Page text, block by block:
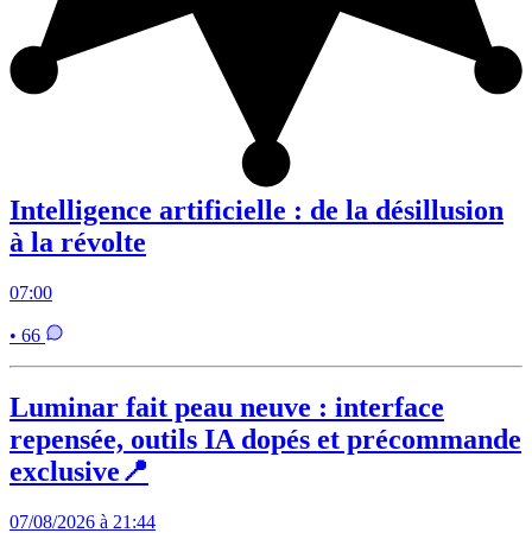
Intelligence artificielle : de la désillusion
à la révolte
07:00
• 66
Luminar fait peau neuve : interface
repensée, outils IA dopés et précommande
exclusive📍
07/08/2026 à 21:44